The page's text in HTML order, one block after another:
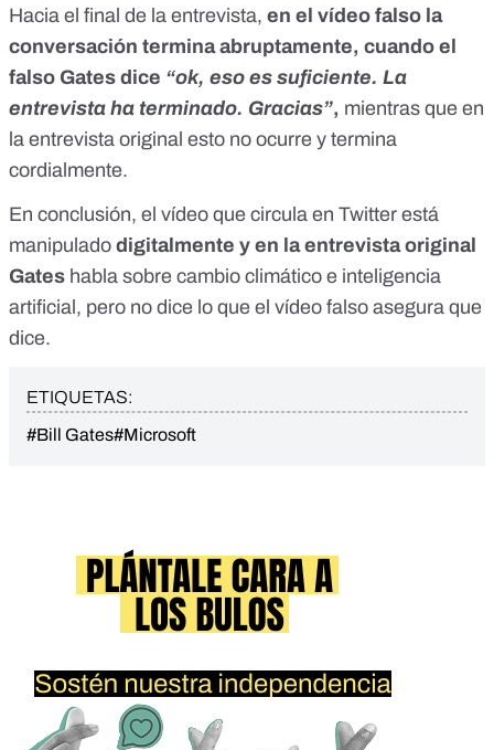
Hacia el final de la entrevista, en el vídeo falso la
conversación termina abruptamente, cuando el
falso Gates dice “ok, eso es suficiente. La
entrevista ha terminado. Gracias”, mientras que en
la entrevista original esto no ocurre y termina
cordialmente.
En conclusión, el vídeo que circula en Twitter está
manipulado digitalmente y en la entrevista original
Gates habla sobre cambio climático e inteligencia
artificial, pero no dice lo que el vídeo falso asegura que
dice.
ETIQUETAS:
#Bill Gates#Microsoft